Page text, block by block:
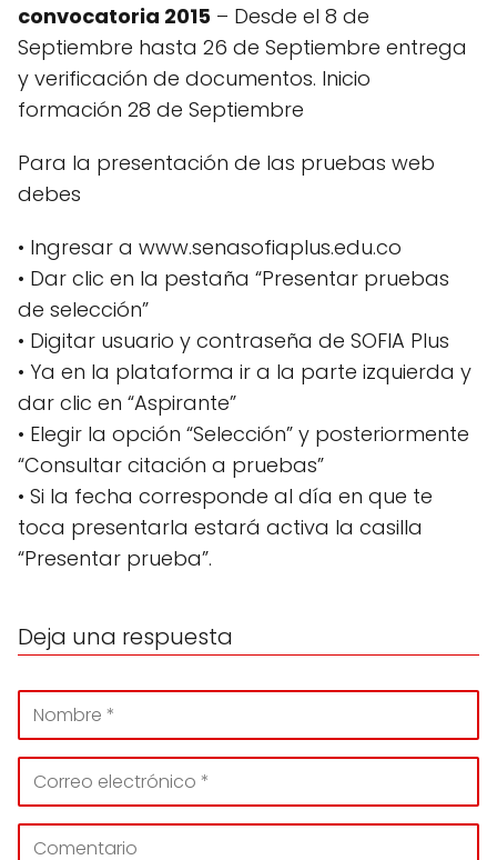
convocatoria 2015 – Desde el 8 de
Septiembre hasta 26 de Septiembre entrega
y verificación de documentos. Inicio
formación 28 de Septiembre
Para la presentación de las pruebas web
debes
• Ingresar a www.senasofiaplus.edu.co
• Dar clic en la pestaña “Presentar pruebas
de selección”
• Digitar usuario y contraseña de SOFIA Plus
• Ya en la plataforma ir a la parte izquierda y
dar clic en “Aspirante”
• Elegir la opción “Selección” y posteriormente
“Consultar citación a pruebas”
• Si la fecha corresponde al día en que te
toca presentarla estará activa la casilla
“Presentar prueba”.
Deja una respuesta